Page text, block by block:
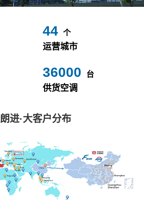
49 个
运营城市
40000 台
供货空调
朗进·大客户分布